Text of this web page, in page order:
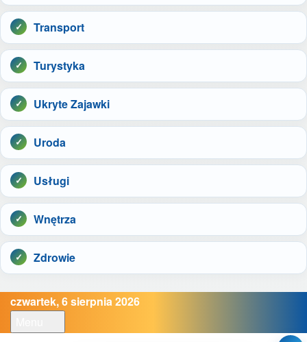
Transport
Turystyka
Ukryte Zajawki
Uroda
Usługi
Wnętrza
Zdrowie
czwartek, 6 sierpnia 2026